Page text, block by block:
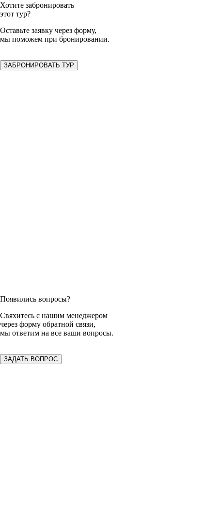
Хотите забронировать
этот тур?
Оставьте заявку через форму,
мы поможем при бронировании.
ЗАБРОНИРОВАТЬ ТУР
Появились вопросы?
Свяхитесь с нашим менеджером
через форму обратной связи,
мы ответим на все ваши вопросы.
ЗАДАТЬ ВОПРОС